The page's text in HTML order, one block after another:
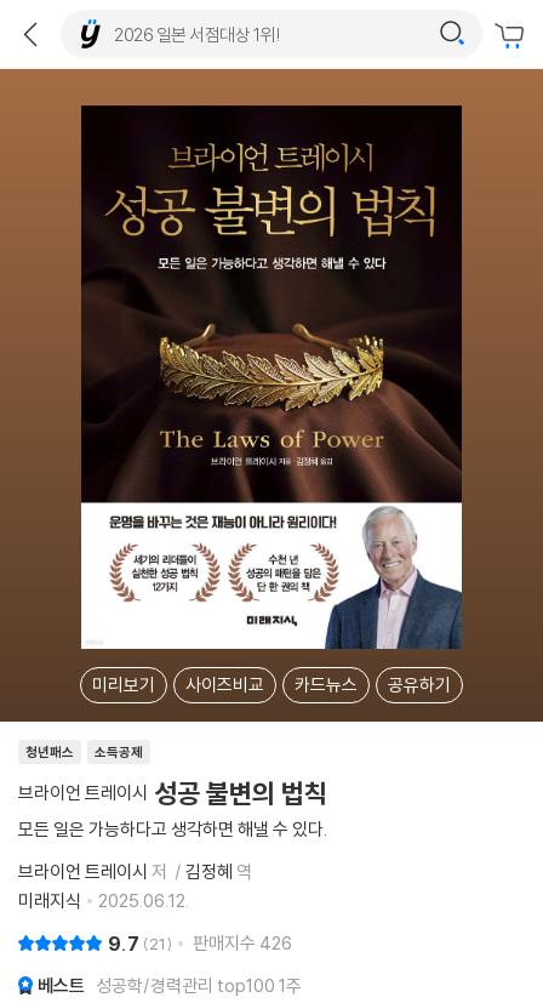
미리보기 사이즈비교 카드뉴스 공유하기
소득공제
청년패스
브라이언 트레이시 성공 불변의 법칙
모든 일은 가능하다고 생각하면 해낼 수 있다.
브라이언 트레이시 저 김정혜 역
미래지식
2025.06.12.
9.7 21 판매지수 426
베스트 성공학/경력관리 top100 1주